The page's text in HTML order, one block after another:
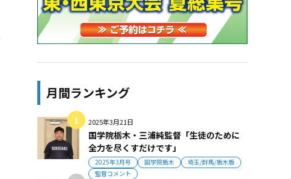
月間ランキング
2025年3月21日
国学院栃木・三浦純監督「生徒のために
全力を尽くすだけです」
2025年3月号 国学院栃木
埼玉/群馬/栃木版
監督コメント